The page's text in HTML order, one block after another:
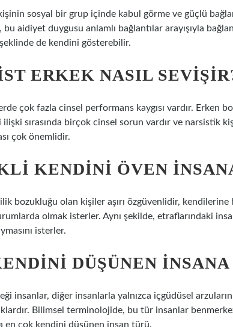
sosyal bir grup içinde kabul görme ve güçlü
aidiyet duygusu anlamlı bağlantılar arayışıyla
de kendini gösterebilir.
ERKEK NASIL
çok fazla cinsel performans kaygısı vardır. Erken
ilişki sırasında birçok cinsel sorun vardır ve narsistik
çok önemlidir.
KENDINI ÖVEN
bozukluğu olan kişiler aşırı özgüvenlidir,
olmak isterler. Aynı şekilde, etraflarındaki
isterler.
DÜŞÜNEN
insanlar, diğer insanlarla yalnızca içgüdüsel
Bilimsel terminolojide, bu tür insanlar
en çok kendini düşünen insan türü.